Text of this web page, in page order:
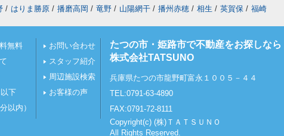
/ はりま勝原 / 播磨高岡 / 竜野 / 山陽網干 / 播州赤穂 / 相生 / 英賀保 / 福崎
無料
下
以内）
お問い合わせ
スタッフ紹介
周辺施設検索
お客様の声
たつの市・姫路市で不動産をお探しなら
株式会社TATSUNO
兵庫県たつの市龍野町富永１００５－４４
TEL:0791-63-4890
FAX:0791-72-8111
Copyright(c) (株)ＴＡＴＳＵＮＯ
All Rights Reserved.